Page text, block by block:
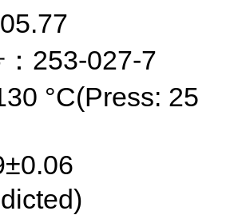
253-027-7
°C(Press: 25